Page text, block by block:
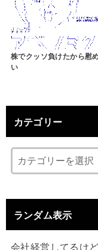
株でクッソ負けたから慰
い
カテゴリー
ランダム表示
会社経営してるけ